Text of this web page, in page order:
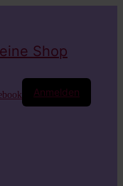
Shop
Anmelden